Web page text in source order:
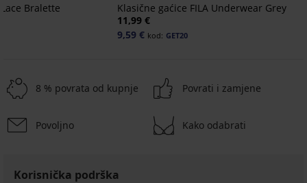
Bralette
Klasične gaćice FILA Underwear Grey
11,99 €
9,59 € kod: GET20
8 % povrata od kupnje Povrati i zamjene
Povoljno Kako odabrati
Korisnička podrška